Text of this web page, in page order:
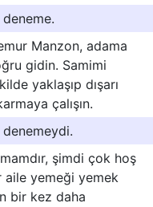
deneme.
Manzon, adama
gidin. Samimi
yaklaşıp dışarı
çalışın.
denemeydi.
şimdi çok hoş
aile yemeği yemek
bir kez daha